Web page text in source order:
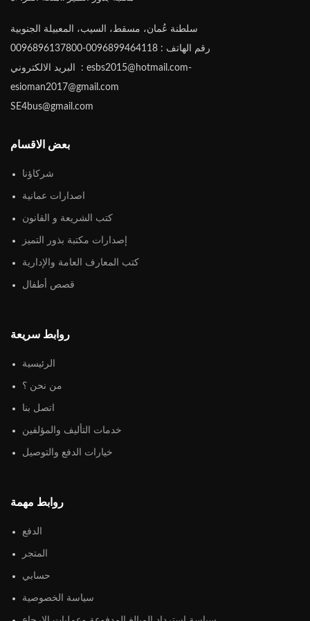
سلطنة عُمان، مسقط، السيب، المعبيلة الجنوبية
رقم الهاتف : 0096899464118-0096896137800
البريد الالكتروني : esbs2015@hotmail.com-
esioman2017@gmail.com
SE4bus@gmail.com
بعض الاقسام
شركاؤنا
اصدارات عمانية
كتب الشريعة و القانون
إصدارات مكتبة بذور التميز
كتب المعارف العامة والإدارية
قصص أطفال
روابط سريعة
الرئيسية
من نحن ؟
اتصل بنا
خدمات التأليف والمؤلفين
خيارات الدفع والتوصيل
روابط مهمة
الدفع
المتجر
حسابي
سياسة الخصوصية